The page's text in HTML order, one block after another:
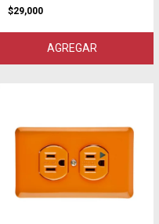
$29,000
AGREGAR